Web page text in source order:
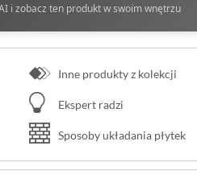
i zobacz ten produkt w swoim wnętrzu
Inne produkty z kolekcji
Ekspert radzi
Sposoby układania płytek